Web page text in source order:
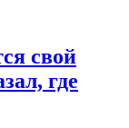
свой
где